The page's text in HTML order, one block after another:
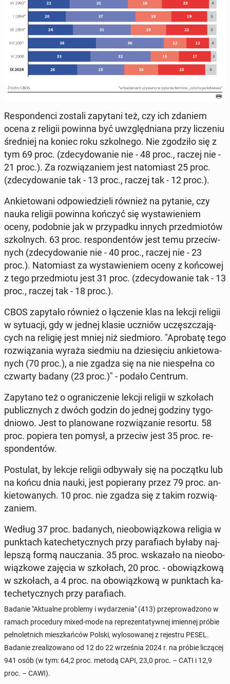
Re­spon­den­ci zostali za­py­ta­ni też, czy ich zdaniem
ocena z religii powinna być uwzględ­nia­na przy li­cze­niu
śred­niej na koniec roku szkol­ne­go. Nie zgo­dzi­ło się z
tym 69 proc. (zde­cy­do­wa­nie nie - 48 proc., raczej nie -
21 proc.). Za roz­wią­za­niem jest na­to­miast 25 proc.
(zde­cy­do­wa­nie tak - 13 proc., raczej tak - 12 proc.).
An­kie­to­wa­ni od­po­wie­dzie­li również na pytanie, czy
nauka religii powinna kończyć się wy­sta­wie­niem
oceny, po­dob­nie jak w przy­pad­ku innych przed­mio­tów
szkol­nych. 63 proc. re­spon­den­tów jest temu prze­ciw­
nych (zde­cy­do­wa­nie nie - 40 proc., raczej nie - 23
proc.). Na­to­miast za wy­sta­wie­niem oceny z koń­co­wej
z tego przed­mio­tu jest 31 proc. (zde­cy­do­wa­nie tak - 13
proc., raczej tak - 18 proc.).
CBOS za­py­ta­ło również o łą­cze­nie klas na lekcji religii
w sy­tu­acji, gdy w jednej klasie uczniów uczęsz­cza­ją­
cych na religię jest mniej niż sied­mio­ro. "Apro­ba­tę tego
roz­wią­za­nia wyraża siedmiu na dzie­się­ciu an­kie­to­wa­
nych (70 proc.), a nie zgadza się na nie nie­speł­na co
czwarty badany (23 proc.)" - podało Centrum.
Za­py­ta­no też o ogra­ni­cze­nie lekcji religii w szko­łach
pu­blicz­nych z dwóch godzin do jednej godziny ty­go­
dnio­wo. Jest to pla­no­wa­ne roz­wią­za­nie resortu. 58
proc. popiera ten pomysł, a przeciw jest 35 proc. re­
spon­den­tów.
Po­stu­lat, by lekcje religii od­by­wa­ły się na po­cząt­ku lub
na końcu dnia nauki, jest po­pie­ra­ny przez 79 proc. an­
kie­to­wa­nych. 10 proc. nie zgadza się z takim roz­wią­
za­niem.
Według 37 proc. ba­da­nych, nie­obo­wiąz­ko­wa religia w
punk­tach ka­te­che­tycz­nych przy pa­ra­fiach byłaby naj­
lep­szą formą na­ucza­nia. 35 proc. wska­za­ło na nie­obo­
wiąz­ko­we zajęcia w szko­łach, 20 proc. - obo­wiąz­ko­wą
w szko­łach, a 4 proc. na obo­wiąz­ko­wą w punk­tach ka­
te­che­tycz­nych przy pa­ra­fiach.
Badanie "Ak­tu­al­ne pro­ble­my i wy­da­rze­nia" (413) prze­pro­wa­dzo­no w
ramach pro­ce­du­ry mixed-mode na re­pre­zen­ta­tyw­nej imien­nej próbie
peł­no­let­nich miesz­kań­ców Polski, wy­lo­so­wa­nej z re­je­stru PESEL.
Badanie zre­ali­zo­wa­no od 12 do 22 wrze­śnia 2024 r. na próbie li­czą­cej
941 osób (w tym: 64,2 proc. metodą CAPI, 23,0 proc. – CATI i 12,9
proc. – CAWI).